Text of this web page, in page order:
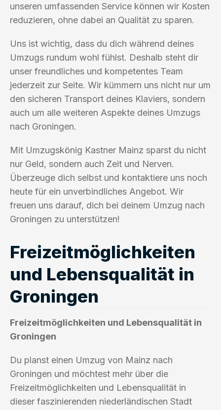
unseren umfassenden Service können wir Kosten
reduzieren, ohne dabei an Qualität zu sparen.
Uns ist wichtig, dass du dich während deines
Umzugs rundum wohl fühlst. Deshalb steht dir
unser freundliches und kompetentes Team
jederzeit zur Seite. Wir kümmern uns nicht nur um
den sicheren Transport deines Klaviers, sondern
auch um alle weiteren Aspekte deines Umzugs
nach Groningen.
Mit Umzugskönig Kastner Mainz sparst du nicht
nur Geld, sondern auch Zeit und Nerven.
Überzeuge dich selbst und kontaktiere uns noch
heute für ein unverbindliches Angebot. Wir
freuen uns darauf, dich bei deinem Umzug nach
Groningen zu unterstützen!
Freizeitmöglichkeiten
und Lebensqualität in
Groningen
Freizeitmöglichkeiten und Lebensqualität in
Groningen
Du planst einen Umzug von Mainz nach
Groningen und möchtest mehr über die
Freizeitmöglichkeiten und Lebensqualität in
dieser faszinierenden niederländischen Stadt